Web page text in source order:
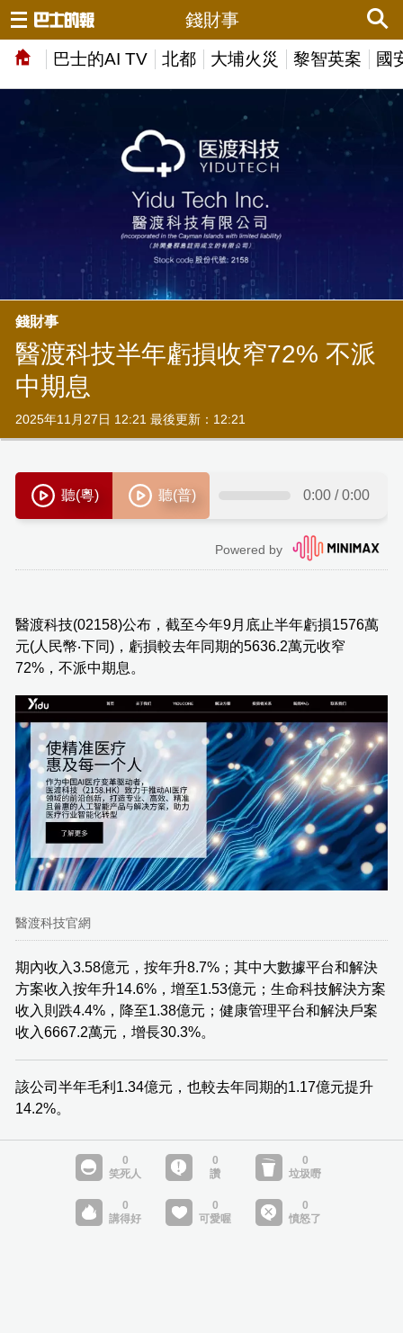
巴士的AI TV 北都 大埔火災 黎智英案 國
錢財事
錢財事
醫渡科技半年虧損收窄72% 不派
中期息
2025年11月27日 12:21 最後更新：12:21
醫渡科技(02158)公布，截至今年9月底止半年虧損1576萬
元(人民幣‧下同)，虧損較去年同期的5636.2萬元收窄
72%，不派中期息。
醫渡科技官網
期內收入3.58億元，按年升8.7%；其中大數據平台和解決
方案收入按年升14.6%，增至1.53億元；生命科技解決方案
收入則跌4.4%，降至1.38億元；健康管理平台和解決戶案
收入6667.2萬元，增長30.3%。
該公司半年毛利1.34億元，也較去年同期的1.17億元提升
14.2%。